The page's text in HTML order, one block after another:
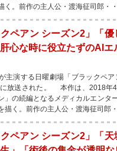
く。前作の主人公・渡海征司郎・・
クペアン シーズン2」「
心な時に役立たずのAIエ
主演する日曜劇場「ブラックペ
放送された。 本作は、2018年
」の続編となるメディカルエンタ
描く。前作の主人公・渡海征司郎・
クペアン シーズン2」「